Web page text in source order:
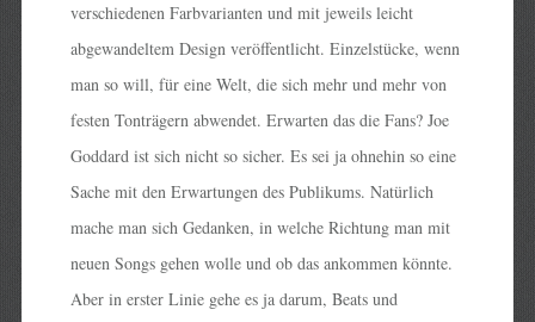
verschiedenen Farbvarianten und mit jeweils leicht
abgewandeltem Design veröffentlicht. Einzelstücke, wenn
man so will, für eine Welt, die sich mehr und mehr von
festen Tonträgern abwendet. Erwarten das die Fans? Joe
Goddard ist sich nicht so sicher. Es sei ja ohnehin so eine
Sache mit den Erwartungen des Publikums. Natürlich
mache man sich Gedanken, in welche Richtung man mit
neuen Songs gehen wolle und ob das ankommen könnte.
Aber in erster Linie gehe es ja darum, Beats und